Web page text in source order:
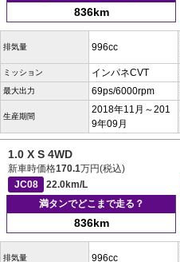
836km
排気量 996cc
ミッション インパネCVT
最大出力 69ps/6000rpm
生産期間
2018年11月～201
9年09月
1.0 X S 4WD
新車時価格170.1万円(税込)
JC08
22.0km/L
満タンでどこまで走る？
836km
排気量 996cc